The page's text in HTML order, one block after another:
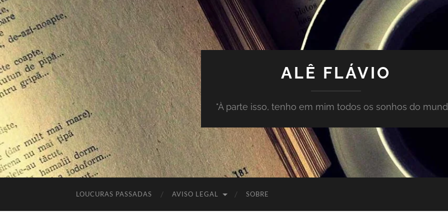
ALÊ FLÁVIO
"À parte isso, tenho em mim todos os sonhos do
LOUCURAS PASSADAS AVISO LEGAL SOBRE